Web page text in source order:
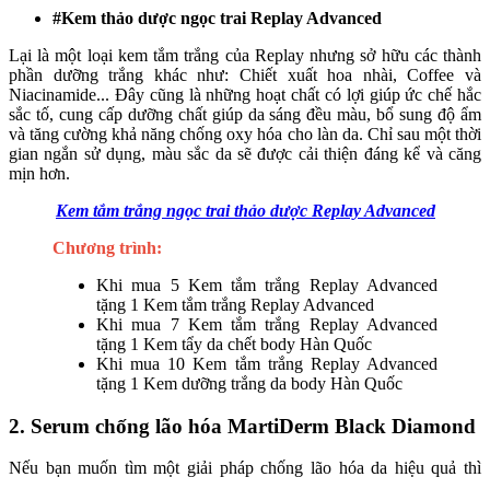
#Kem thảo dược ngọc trai Replay Advanced
Lại là một loại kem tắm trắng của Replay nhưng sở hữu các thành
phần dưỡng trắng khác như: Chiết xuất hoa nhài, Coffee và
Niacinamide... Đây cũng là những hoạt chất có lợi giúp ức chế hắc
sắc tố, cung cấp dưỡng chất giúp da sáng đều màu, bổ sung độ ẩm
và tăng cường khả năng chống oxy hóa cho làn da. Chỉ sau một thời
gian ngắn sử dụng, màu sắc da sẽ được cải thiện đáng kể và căng
mịn hơn.
Kem tắm trắng ngọc trai thảo dược Replay Advanced
Chương trình:
Khi mua 5 Kem tắm trắng Replay Advanced
tặng 1 Kem tắm trắng Replay Advanced
Khi mua 7 Kem tắm trắng Replay Advanced
tặng 1 Kem tẩy da chết body Hàn Quốc
Khi mua 10 Kem tắm trắng Replay Advanced
tặng 1 Kem dưỡng trắng da body Hàn Quốc
2. Serum chống lão hóa MartiDerm Black Diamond
Nếu bạn muốn tìm một giải pháp chống lão hóa da hiệu quả thì